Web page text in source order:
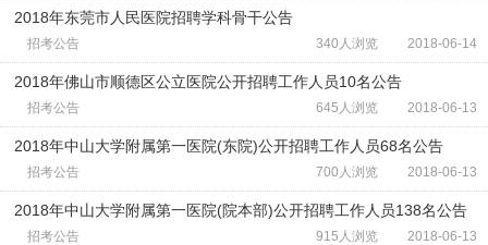
2018年东莞市人民医院招聘学科骨干公告
招考公告 2018-06-14
340人浏览
2018年佛山市顺德区公立医院公开招聘工作人员10名公告
招考公告 2018-06-13
645人浏览
2018年中山大学附属第一医院(东院)公开招聘工作人员68名公告
招考公告 2018-06-13
700人浏览
2018年中山大学附属第一医院(院本部)公开招聘工作人员138名公告
招考公告 2018-06-13
915人浏览